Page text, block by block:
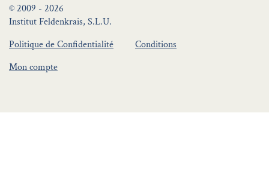
© 2009 - 2026
Institut Feldenkrais, S.L.U.
Politique de Confidentialité
Conditions
Mon compte